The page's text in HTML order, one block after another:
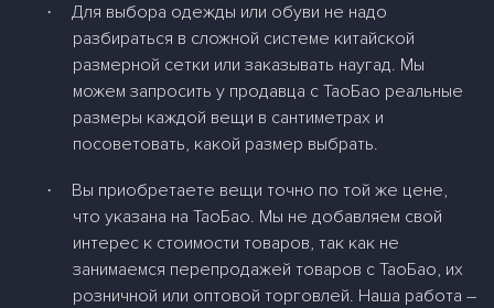
·
Для выбора одежды или обуви не надо
разбираться в сложной системе китайской
размерной сетки или заказывать наугад. Мы
можем запросить у продавца с ТаоБао реальные
размеры каждой вещи в сантиметрах и
посоветовать, какой размер выбрать.
·
Вы приобретаете вещи точно по той же цене,
что указана на ТаоБао. Мы не добавляем свой
интерес к стоимости товаров, так как не
занимаемся перепродажей товаров с ТаоБао, их
розничной или оптовой торговлей. Наша работа –